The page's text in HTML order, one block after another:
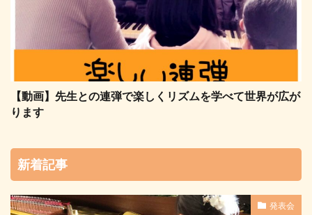
【動画】先生との連弾で楽しくリズムを学べて世界が広が
ります
新着記事
発表会